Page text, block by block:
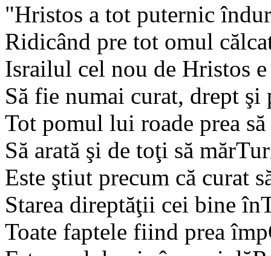
"Hristos a tot puternic
Ridicând pre tot omul
Israilul cel nou de Hristos
Să fie numai curat, drept
Tot pomul lui roade prea să
Să arată şi de toţi să
Este ştiut precum că curat
Starea direptăţii cei bine
Toate faptele fiind prea